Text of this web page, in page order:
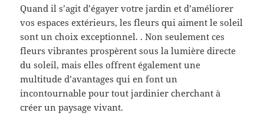
Quand il s’agit d’égayer votre jardin et d’améliorer
vos espaces extérieurs, les fleurs qui aiment le soleil
sont un choix exceptionnel. . Non seulement ces
fleurs vibrantes prospèrent sous la lumière directe
du soleil, mais elles offrent également une
multitude d’avantages qui en font un
incontournable pour tout jardinier cherchant à
créer un paysage vivant.